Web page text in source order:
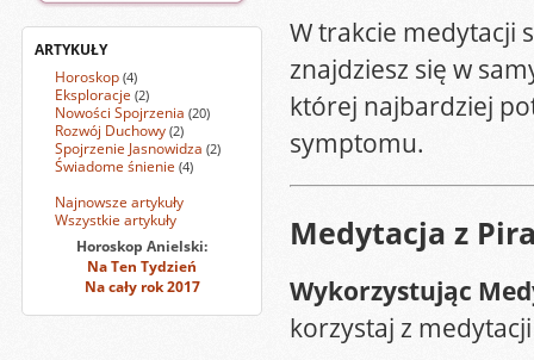
ARTYKUŁY
Horoskop (4)
Eksploracje (2)
Nowości Spojrzenia (20)
Rozwój Duchowy (2)
Spojrzenie Jasnowidza (2)
Świadome śnienie (4)
Najnowsze artykuły
Wszystkie artykuły
Horoskop Anielski:
Na Ten Tydzień
Na cały rok 2017
W trakcie medytacji
znajdziesz się w
której najbardziej
symptomu.
Medytacja z
Wykorzystując
korzystaj z